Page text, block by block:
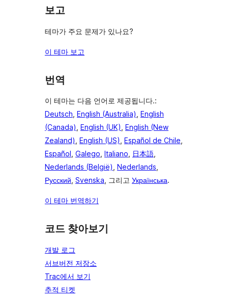
보고
테마가 주요 문제가 있나요?
이 테마 보고
번역
이 테마는 다음 언어로 제공됩니다.:
Deutsch, English (Australia), English
(Canada), English (UK), English (New
Zealand), English (US), Español de Chile,
Español, Galego, Italiano, 日本語,
Nederlands (België), Nederlands,
Русский, Svenska, 그리고 Українська.
이 테마 번역하기
코드 찾아보기
개발 로그
서브버전 저장소
Trac에서 보기
추적 티켓